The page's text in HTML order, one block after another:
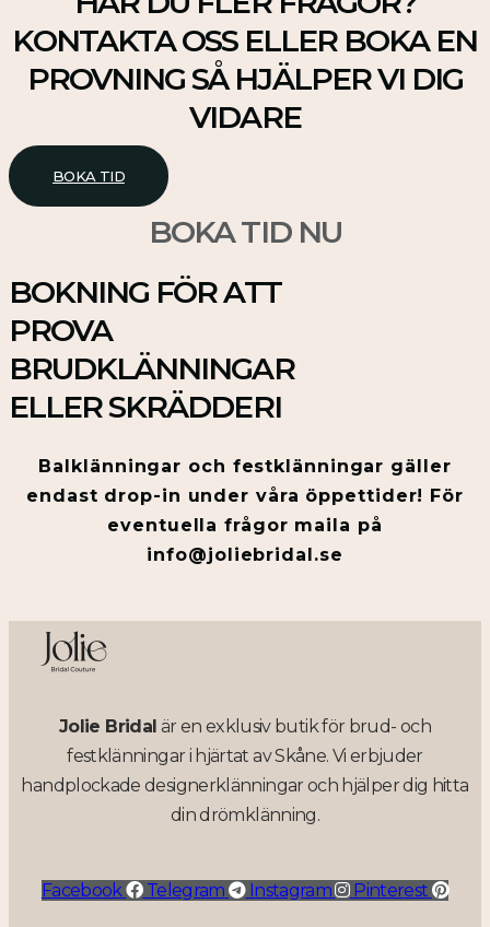
KONTAKTA OSS ELLER BOKA EN
PROVNING SÅ HJÄLPER VI DIG
VIDARE
BOKA TID
BOKA TID NU
BOKNING FÖR ATT
PROVA
BRUDKLÄNNINGAR
ELLER SKRÄDDERI
Balklänningar och festklänningar gäller
endast drop-in under våra öppettider! För
eventuella frågor maila på
info@joliebridal.se
Jolie Bridal är en exklusiv butik för brud- och
festklänningar i hjärtat av Skåne. Vi erbjuder
handplockade designerklänningar och hjälper dig hitta
din drömklänning.
Facebook Telegram Instagram Pinterest